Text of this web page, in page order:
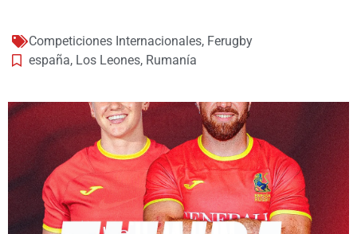
Competiciones Internacionales, Ferugby
españa, Los Leones, Rumanía